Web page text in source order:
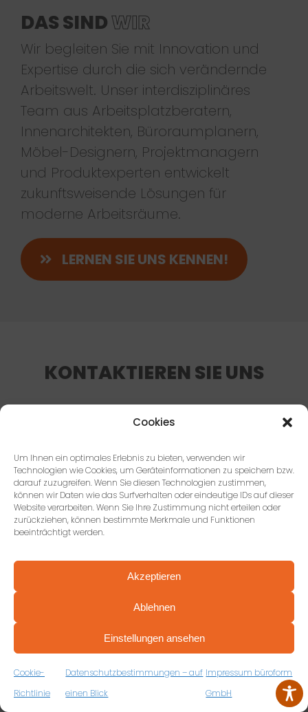
Cookies
Um Ihnen ein optimales Erlebnis zu bieten, verwenden wir
Technologien wie Cookies, um Geräteinformationen zu speichern bzw.
darauf zuzugreifen. Wenn Sie diesen Technologien zustimmen,
können wir Daten wie das Surfverhalten oder eindeutige IDs auf dieser
Website verarbeiten. Wenn Sie Ihre Zustimmung nicht erteilen oder
zurückziehen, können bestimmte Merkmale und Funktionen
beeinträchtigt werden.
Akzeptieren
Ablehnen
Einstellungen ansehen
Cookie-
Richtlinie
Datenschutzbestimmungen – auf
einen Blick
Impressum büroform
GmbH
DAS SINDWIR
Wir begleiten Sie mit Innovation und
Expertise durch die sich verändernde
Arbeitswelt. Unser interdisziplinäres
Team aus Arbeitsplatzberatern,
Innenarchitekten, Büroraumplanern,
Möbel-Designern, Projektmanagern
und Produktexperten entwickelt
zukunftsweisende Lösungen für
moderne Arbeitsräume.
LERNEN SIE UNS KENNEN!
KONTAKTIEREN SIE UNS
Für mehr Informationen
kontaktieren Sie unser Team aus
Innenarchitekten und
Einrichtungsprofis.
Wir beraten Sie gerne!
Jetzt Kontakt aufnehmen!
SCHREIBEN SIE UNS
VEREINBAREN SIE JETZT IHRE
KOSTENFREIE ERSTBERATUNG
ZUM RÜCKRUFFORMULAR